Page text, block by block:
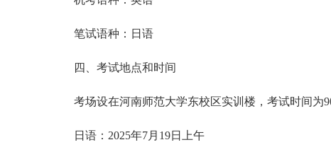
笔试语种：日语
四、考试地点和时间
考场设在河南师范大学东校区实训楼，考试时间为
日语：2025年7月19日上午